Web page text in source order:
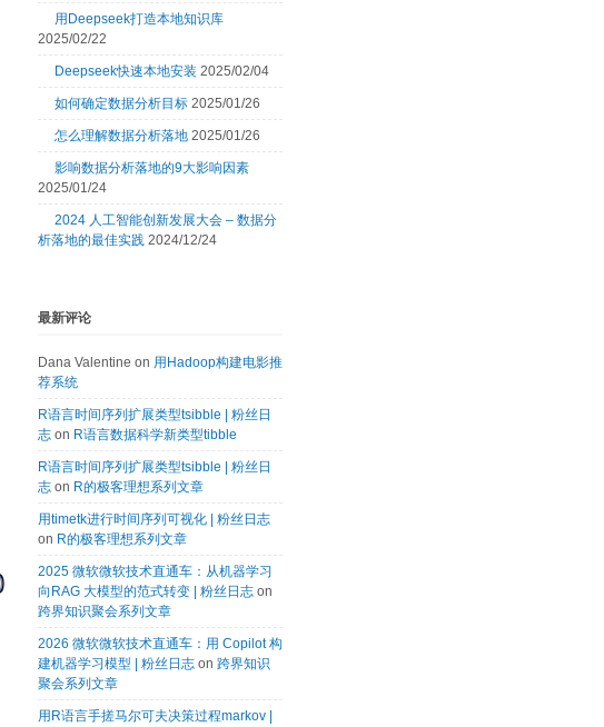
用Deepseek打造本地知识库
2025/02/22
Deepseek快速本地安装 2025/02/04
如何确定数据分析目标 2025/01/26
怎么理解数据分析落地 2025/01/26
影响数据分析落地的9大影响因素
2025/01/24
2024 人工智能创新发展大会 – 数据分
析落地的最佳实践 2024/12/24
最新评论
Dana Valentine on 用Hadoop构建电影推
荐系统
R语言时间序列扩展类型tsibble | 粉丝日
志 on R语言数据科学新类型tibble
R语言时间序列扩展类型tsibble | 粉丝日
志 on R的极客理想系列文章
用timetk进行时间序列可视化 | 粉丝日志
on R的极客理想系列文章
2025 微软微软技术直通车：从机器学习
向RAG 大模型的范式转变 | 粉丝日志 on
跨界知识聚会系列文章
2026 微软微软技术直通车：用 Copilot 构
建机器学习模型 | 粉丝日志 on 跨界知识
聚会系列文章
用R语言手搓马尔可夫决策过程markov |